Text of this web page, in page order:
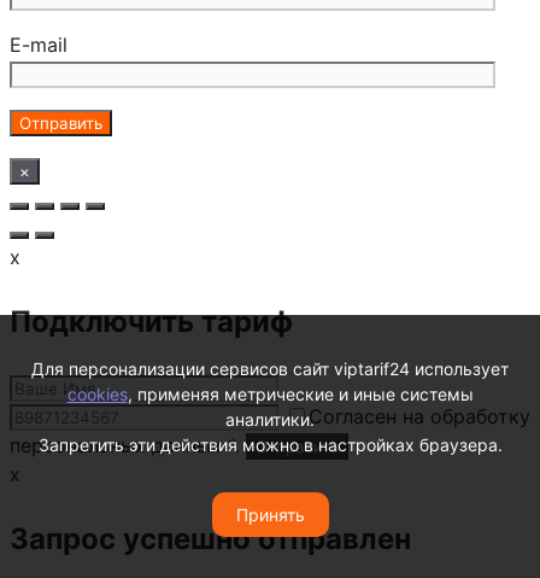
E-mail
×
x
Подключить тариф
Согласен на обработку
персональных данных *.
x
Запрос успешно отправлен
Для персонализации сервисов сайт viptarif24 использует
cookies, применяя метрические и иные системы
аналитики.
Запретить эти действия можно в настройках браузера.
Принять